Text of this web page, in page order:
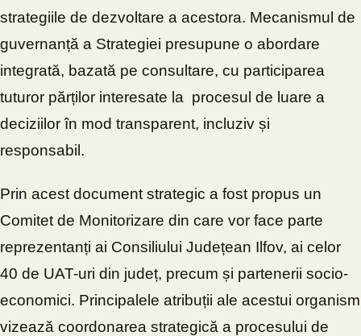
strategiile de dezvoltare a acestora. Mecanismul de
guvernanță a Strategiei presupune o abordare
integrată, bazată pe consultare, cu participarea
tuturor părților interesate la procesul de luare a
deciziilor în mod transparent, incluziv și
responsabil.
Prin acest document strategic a fost propus un
Comitet de Monitorizare din care vor face parte
reprezentanți ai Consiliului Județean Ilfov, ai celor
40 de UAT-uri din județ, precum și partenerii socio-
economici. Principalele atribuții ale acestui organism
vizează coordonarea strategică a procesului de